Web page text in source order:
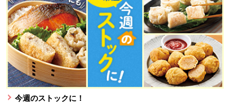
今週のストックに！